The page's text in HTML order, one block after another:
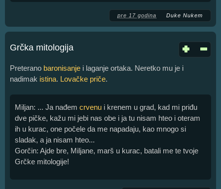
pre 17 godina Duke Nukem
Grčka mitologija
Preterano baronisanje i laganje ortaka. Neretko mu je i
nadimak istina. Lovačke priče.
Miljan: ... Ja nađem crvenu i krenem u grad, kad mi priđu
dve pičke, kažu mi jebi nas obe i ja tu nisam hteo i oteram
ih u kurac, one počele da me napadaju, kao mnogo si
sladak, a ja nisam hteo...
Gorčin: Ajde bre, Miljane, marš u kurac, batali me te tvoje
Grčke mitologije!